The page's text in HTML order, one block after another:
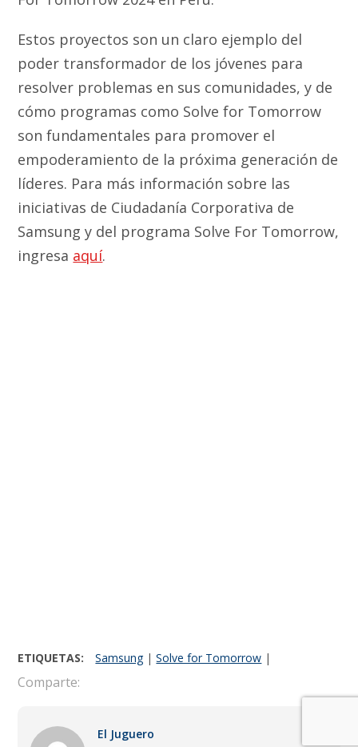
Estos proyectos son un claro ejemplo del
poder transformador de los jóvenes para
resolver problemas en sus comunidades, y de
cómo programas como Solve for Tomorrow
son fundamentales para promover el
empoderamiento de la próxima generación de
líderes. Para más información sobre las
iniciativas de Ciudadanía Corporativa de
Samsung y del programa Solve For Tomorrow,
ingresa aquí.
ETIQUETAS: Samsung|Solve for Tomorrow |
Comparte:
El Juguero